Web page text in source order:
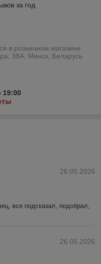
за год
в розничном магазине
38А, Минск, Беларусь
19:00
26.05.2026
все подсказал, подобрал,
26.05.2026